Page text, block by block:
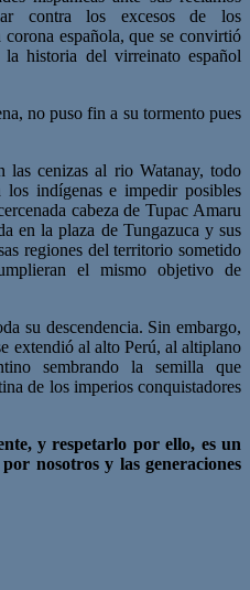
contra los excesos de los
española, que se convirtió
historia del virreinato español
no puso fin a su tormento pues
las cenizas al rio Watanay, todo
indígenas e impedir posibles
cabeza de Tupac Amaru
en la plaza de Tungazuca y sus
regiones del territorio sometido
el mismo objetivo de
su descendencia. Sin embargo,
extendió al alto Perú, al altiplano
sembrando la semilla que
de los imperios conquistadores
y respetarlo por ello, es un
nosotros y las generaciones